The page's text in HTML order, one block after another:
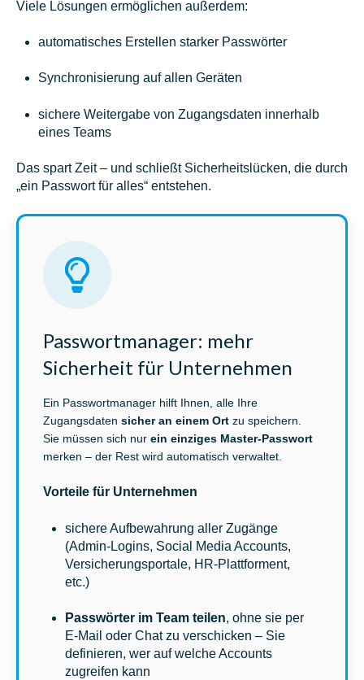
Viele Lösungen ermöglichen außerdem:
automatisches Erstellen starker Passwörter
Synchronisierung auf allen Geräten
sichere Weitergabe von Zugangsdaten innerhalb
eines Teams
Das spart Zeit – und schließt Sicherheitslücken, die durch
„ein Passwort für alles“ entstehen.
Passwortmanager: mehr
Sicherheit für Unternehmen
Ein Passwortmanager hilft Ihnen, alle Ihre
Zugangsdaten sicher an einem Ort zu speichern.
Sie müssen sich nur ein einziges Master-Passwort
merken – der Rest wird automatisch verwaltet.
Vorteile für Unternehmen
sichere Aufbewahrung aller Zugänge
(Admin-Logins, Social Media Accounts,
Versicherungsportale, HR-Plattforment,
etc.)
Passwörter im Team teilen, ohne sie per
E-Mail oder Chat zu verschicken – Sie
definieren, wer auf welche Accounts
zugreifen kann